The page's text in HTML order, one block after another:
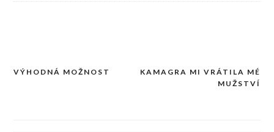
Navigace
VÝHODNÁ MOŽNOST
KAMAGRA MI VRÁTILA MÉ
MUŽSTVÍ